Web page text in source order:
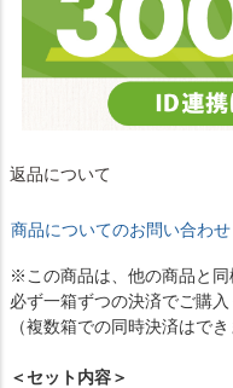
返品について
商品についてのお問い合わせ
※この商品は、他の商品と同
必ず一箱ずつの決済でご購
（複数箱での同時決済はでき
＜セット内容＞